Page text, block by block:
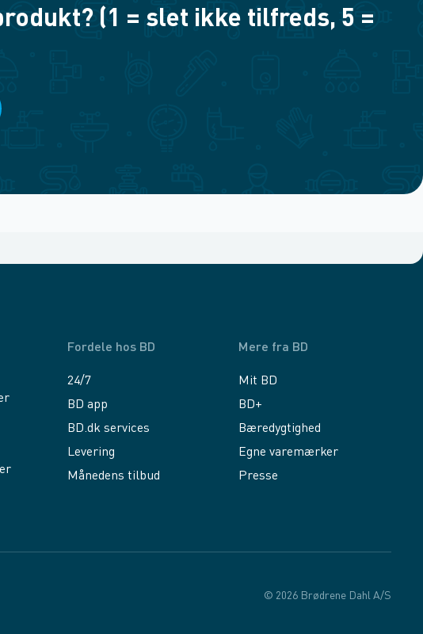
(1 = slet ikke tilfreds, 5 =
Fordele hos BD
24/7
BD app
BD.dk services
Levering
Månedens tilbud
Mere fra BD
Mit BD
BD+
Bæredygtighed
Egne varemærker
Presse
© 2026 Brødrene Dahl A/S